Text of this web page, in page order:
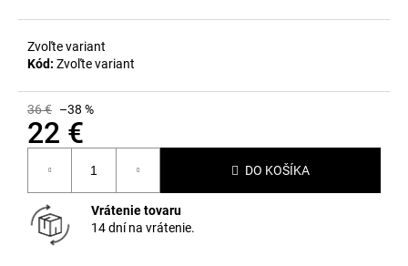
Zvoľte variant
Kód: Zvoľte variant
36 € –38 %
22 €
cena:
DO KOŠÍKA
Vrátenie tovaru
14 dní na vrátenie.